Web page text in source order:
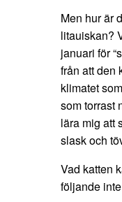
Men hur är
litauiskan?
januari för
från att den
klimatet
som torrast
lära mig att
slask och
Vad katten
följande